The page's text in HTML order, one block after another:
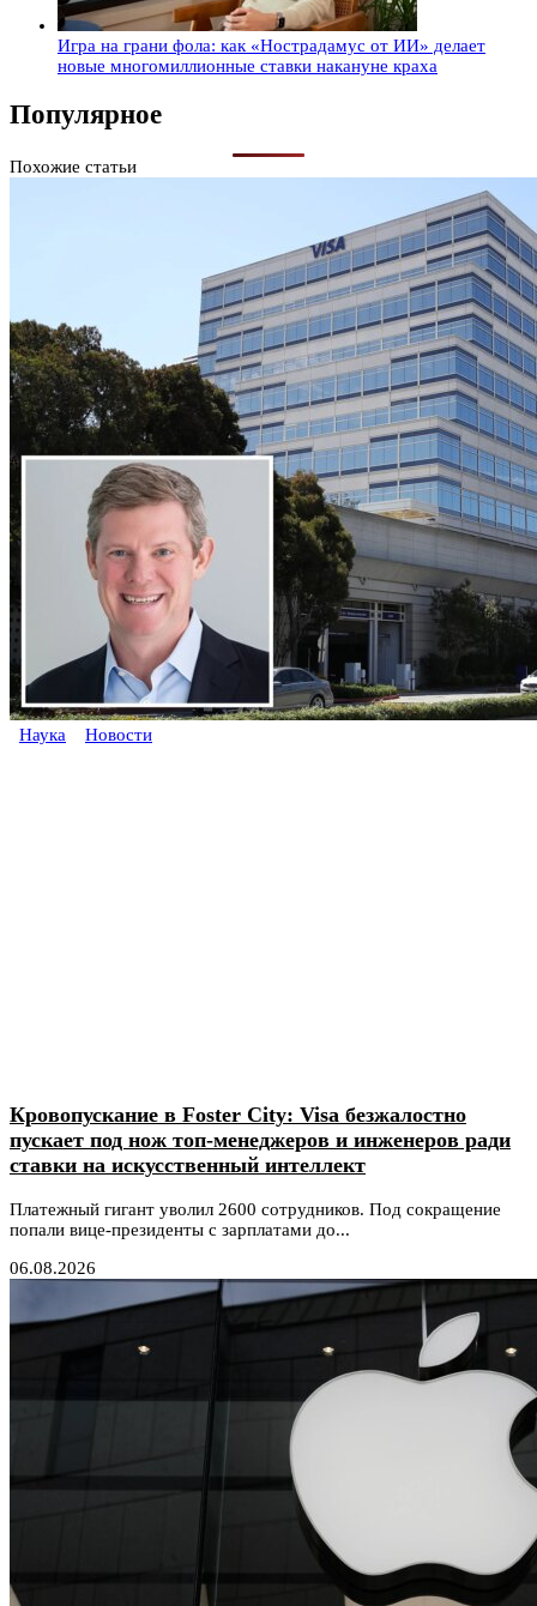
Игра на грани фола: как «Нострадамус от ИИ» делает
новые многомиллионные ставки накануне краха
Популярное
Похожие статьи
Наука Новости
Кровопускание в Foster City: Visa безжалостно
пускает под нож топ-менеджеров и инженеров ради
ставки на искусственный интеллект
Платежный гигант уволил 2600 сотрудников. Под сокращение
попали вице-президенты с зарплатами до...
06.08.2026